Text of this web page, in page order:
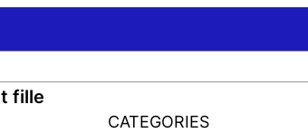
fille
CATEGORIES